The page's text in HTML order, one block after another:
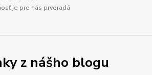
je pre nás prvoradá
z nášho blogu